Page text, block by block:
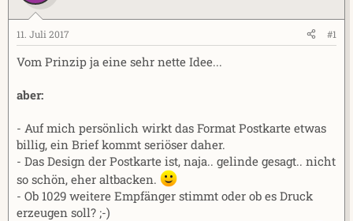
l
e
r
l
a
m
11. Juli 2017 #1
Vom Prinzip ja eine sehr nette Idee...
aber:
- Auf mich persönlich wirkt das Format Postkarte etwas
billig, ein Brief kommt seriöser daher.
- Das Design der Postkarte ist, naja.. gelinde gesagt.. nicht
so schön, eher altbacken.
- Ob 1029 weitere Empfänger stimmt oder ob es Druck
erzeugen soll? ;-)